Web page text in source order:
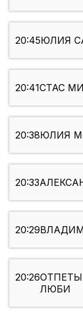
20:45ЮЛИЯ
20:41СТАС
20:38ЮЛИЯ
20:33
20:29
20:26
ЛЮБИ